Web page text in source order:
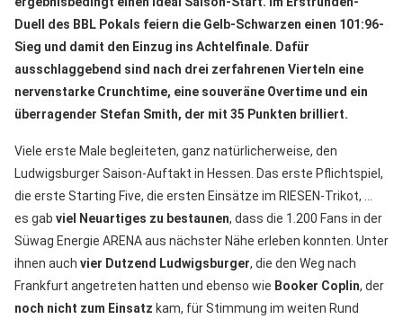
Duell des BBL Pokals feiern die Gelb-Schwarzen einen 101:96-
Sieg und damit den Einzug ins Achtelfinale. Dafür
ausschlaggebend sind nach drei zerfahrenen Vierteln eine
nervenstarke Crunchtime, eine souveräne Overtime und ein
überragender Stefan Smith, der mit 35 Punkten brilliert.
Viele erste Male begleiteten, ganz natürlicherweise, den
Ludwigsburger Saison-Auftakt in Hessen. Das erste Pflichtspiel,
die erste Starting Five, die ersten Einsätze im RIESEN-Trikot, …
es gab viel Neuartiges zu bestaunen, dass die 1.200 Fans in der
Süwag Energie ARENA aus nächster Nähe erleben konnten. Unter
ihnen auch vier Dutzend Ludwigsburger, die den Weg nach
Frankfurt angetreten hatten und ebenso wie Booker Coplin, der
noch nicht zum Einsatz kam, für Stimmung im weiten Rund